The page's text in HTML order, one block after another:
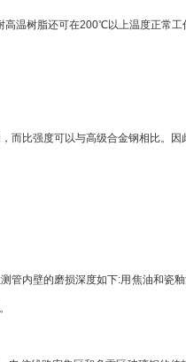
温树脂还可在200℃以上温度正常工
比强度可以与高级合金钢相比。因
内壁的磨损深度如下:用焦油和瓷釉